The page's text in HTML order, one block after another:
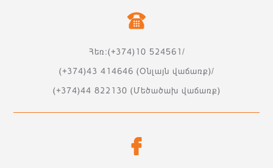
Հեռ:(+374)10 524561/
(+374)43 414646 (Օնլայն վաճառք)/
(+374)44 822130 (Մեծածախ վաճառք)